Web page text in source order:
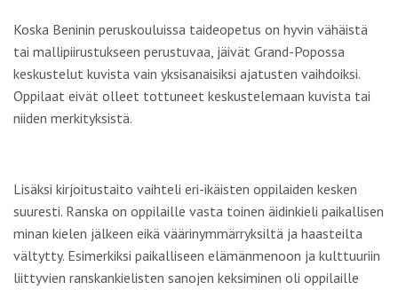
Koska Beninin peruskouluissa taideopetus on hyvin vähäistä
tai mallipiirustukseen perustuvaa, jäivät Grand-Popossa
keskustelut kuvista vain yksisanaisiksi ajatusten vaihdoiksi.
Oppilaat eivät olleet tottuneet keskustelemaan kuvista tai
niiden merkityksistä.
Lisäksi kirjoitustaito vaihteli eri-ikäisten oppilaiden kesken
suuresti. Ranska on oppilaille vasta toinen äidinkieli paikallisen
minan kielen jälkeen eikä väärinymmärryksiltä ja haasteilta
vältytty. Esimerkiksi paikalliseen elämänmenoon ja kulttuuriin
liittyvien ranskankielisten sanojen keksiminen oli oppilaille